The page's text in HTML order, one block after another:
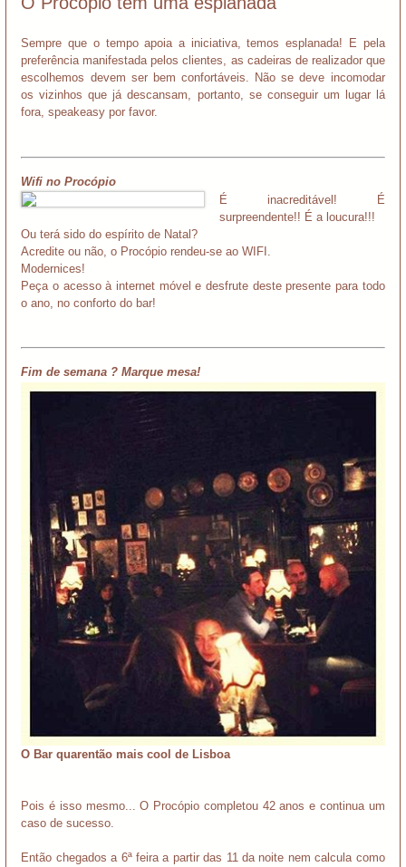
Sempre que o tempo apoia a iniciativa, temos esplanada! E pela
preferência manifestada pelos clientes, as cadeiras de realizador que
escolhemos devem ser bem confortáveis. Não se deve incomodar
os vizinhos que já descansam, portanto, se conseguir um lugar lá
fora, speakeasy por favor.
Wifi no Procópio
É inacreditável! É
surpreendente!! É a loucura!!!
Ou terá sido do espírito de Natal?
Acredite ou não, o Procópio rendeu-se ao WIFI.
Modernices!
Peça o acesso à internet móvel e desfrute deste presente para todo
o ano, no conforto do bar!
Fim de semana ? Marque mesa!
O Bar quarentão mais cool de Lisboa
Pois é isso mesmo... O Procópio completou 42 anos e continua um
caso de sucesso.
Então chegados a 6ª feira a partir das 11 da noite nem calcula como